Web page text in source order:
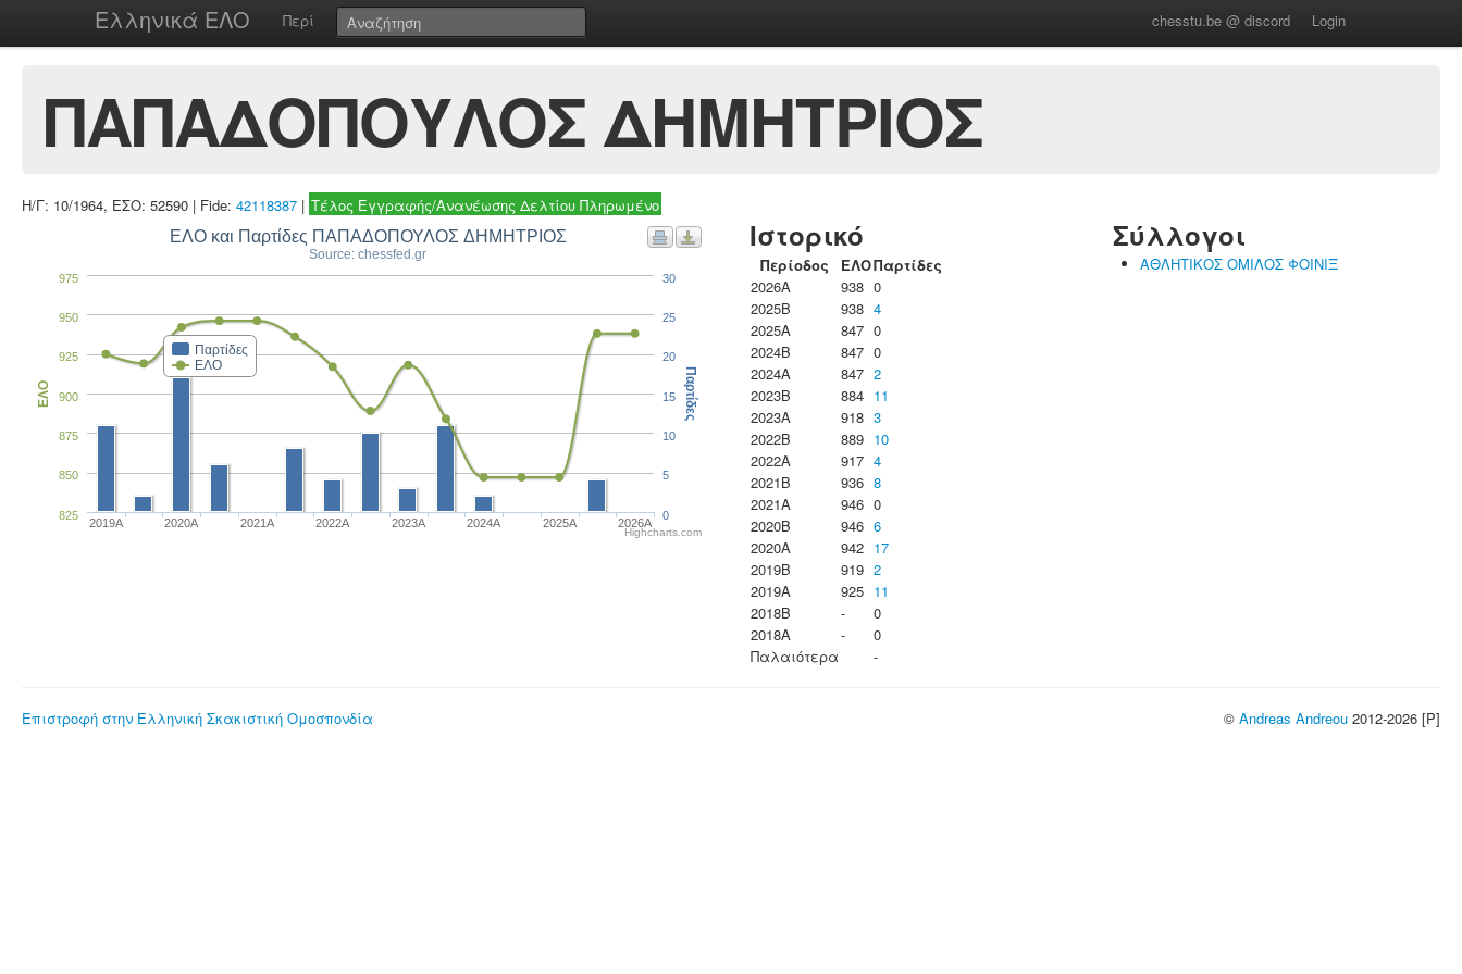
Ελληνικά ΕΛΟ Περί chesstu.be @ discord Login
ΠΑΠΑΔΟΠΟΥΛΟΣ ΔΗΜΗΤΡΙΟΣ
Η/Γ: 10/1964, ΕΣΟ: 52590 | Fide: 42118387 | Τέλος Εγγραφής/Ανανέωσης Δελτίου Πληρωμένο
ΕΛΟ και Παρτίδες ΠΑΠΑΔΟΠΟΥΛΟΣ ΔΗΜΗΤΡΙΟΣ
Source: chessfed.gr
Παρτίδες
ΕΛΟ
2019A 2020A 2021A 2022A 2023Α 2024A 2025A 2026A
825
850
875
900
925
950
975
ΕΛΟ
0
5
10
15
20
25
30
Παρτίδες
Highcharts.com
Ιστορικό
Περίοδος ΕΛΟΠαρτίδες
2026A
938 0
2025B
938 4
2025A
847 0
2024B
847 0
2024A
847 2
2023B
884 11
2023Α
918 3
2022B
889 10
2022A
917 4
2021B
936 8
2021A
946 0
2020B
946 6
2020A
942 17
2019B
919 2
2019A
925 11
2018B
-
0
2018A
-
0
Παλαιότερα
-
Σύλλογοι
ΑΘΛΗΤΙΚΟΣ ΟΜΙΛΟΣ ΦΟΙΝΙΞ
Επιστροφή στην Ελληνική Σκακιστική Ομοσπονδία © Andreas Andreou 2012-2026 [P]